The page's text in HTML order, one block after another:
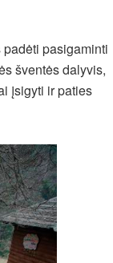
pasigaminti
šventės dalyvis,
įsigyti ir paties